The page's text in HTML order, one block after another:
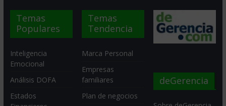
Temas
Populares
Inteligencia
Emocional
Análisis DOFA
Estados
Temas
Tendencia
Marca Personal
Empresas
familiares
Plan de negocios
deGerencia